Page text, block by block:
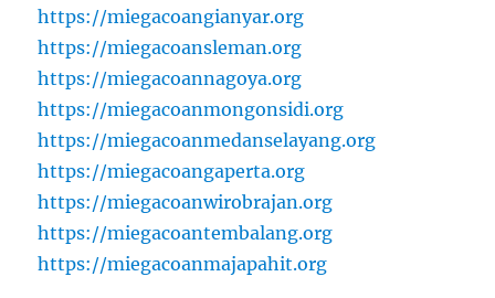
https://miegacoangianyar.org
https://miegacoansleman.org
https://miegacoannagoya.org
https://miegacoanmongonsidi.org
https://miegacoanmedanselayang.org
https://miegacoangaperta.org
https://miegacoanwirobrajan.org
https://miegacoantembalang.org
https://miegacoanmajapahit.org